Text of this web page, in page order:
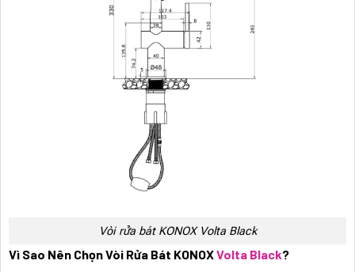
Vòi rửa bát KONOX Volta Black
Vì Sao Nên Chọn Vòi Rửa Bát KONOXVolta Black?